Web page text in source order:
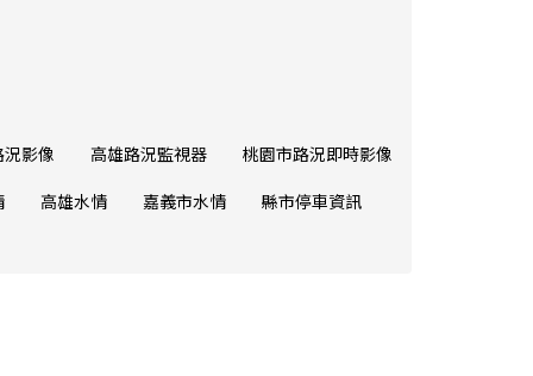
影像 高雄路況監視器
桃園市路況即時影像
高雄水情 嘉義市水情 縣市停車資訊